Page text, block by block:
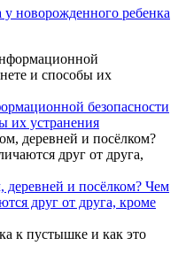
новорожденного ребенка
безопасности
их устранения
и посёлком? Чем
друг от друга, кроме